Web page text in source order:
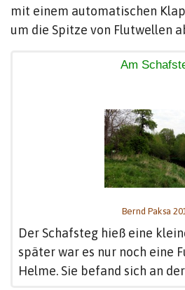
mit einem automatischen
um die Spitze von Flutwellen
Am
Bernd Paksa
Der Schafsteg hieß eine
später war es nur noch eine
Helme. Sie befand sich an